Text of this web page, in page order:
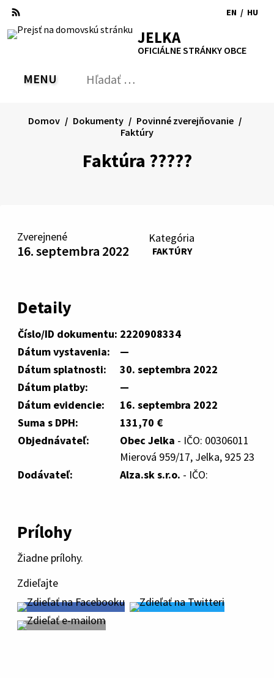
Preskočiť
obsah
RSS MapaTlačiť
Zvýšiť
kontrast
písmapísma
EN
to
/ HU
JELKA
OFICIÁLNE STRÁNKY OBCE
PREPNÚŤ
MENU Hľadať:
Faktúra ?????
Domov Dokumenty
Povinné zverejňovanie
Faktúry
Zverejnené
16. septembra 2022
Kategória
FAKTÚRY
Detaily
Číslo/ID dokumentu: 2220908334
Dátum vystavenia:
—
Dátum splatnosti:
30. septembra 2022
Dátum platby:
—
Dátum evidencie:
16. septembra 2022
Suma s DPH:
131,70 €
Objednávateľ:
Obec Jelka - IČO: 00306011
Mierová 959/17, Jelka, 925 23
Dodávateľ:
Alza.sk s.r.o. - IČO:
Prílohy
Žiadne prílohy.
Zdieľajte